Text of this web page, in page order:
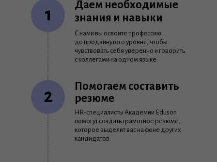
Даем необходимые
знания и навыки
Помогаем составить
резюме
С нами вы освоите профессию
до продвинутого уровня, чтобы
чувствовать себя уверенно и говорить
с коллегами на одном языке.
HR-специалисты Академии Eduson
помогут создать грамотное резюме,
которое выделит вас на фоне других
кандидатов.
1
2